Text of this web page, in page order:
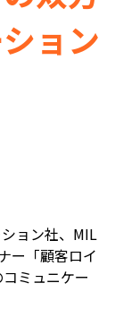
ョン
ョン社、MIL
ー「顧客ロイ
ミュニケー